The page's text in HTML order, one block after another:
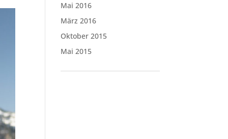
Mai 2016
März 2016
Oktober 2015
Mai 2015